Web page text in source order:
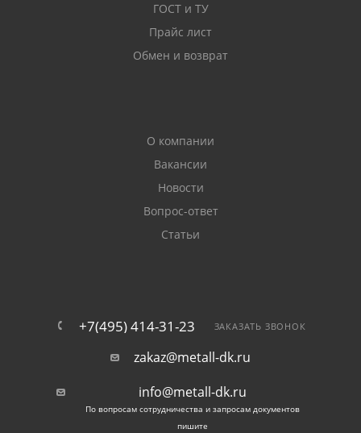
ГОСТ и ТУ
Прайс лист
Обмен и возврат
О компании
Вакансии
Новости
Вопрос-ответ
Статьи
+7(495) 414-31-23 ЗАКАЗАТЬ ЗВОНОК
zakaz@metall-dk.ru
info@metall-dk.ru
По вопросам сотрудничества и запросам документов
пишите